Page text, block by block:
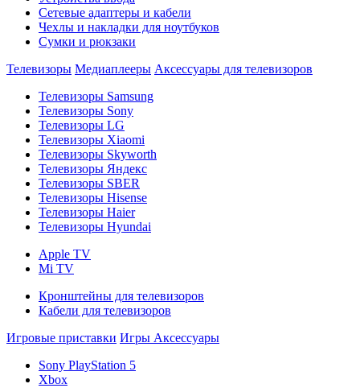
Сетевые адаптеры и кабели
Чехлы и накладки для ноутбуков
Сумки и рюкзаки
Телевизоры Медиаплееры Аксессуары для телевизоров
Телевизоры Samsung
Телевизоры Sony
Телевизоры LG
Телевизоры Xiaomi
Телевизоры Skyworth
Телевизоры Яндекс
Телевизоры SBER
Телевизоры Hisense
Телевизоры Haier
Телевизоры Hyundai
Apple TV
Mi TV
Кронштейны для телевизоров
Кабели для телевизоров
Игровые приставки Игры Аксессуары
Sony PlayStation 5
Xbox